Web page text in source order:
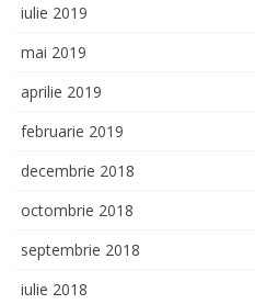
iulie 2019
mai 2019
aprilie 2019
februarie 2019
decembrie 2018
octombrie 2018
septembrie 2018
iulie 2018